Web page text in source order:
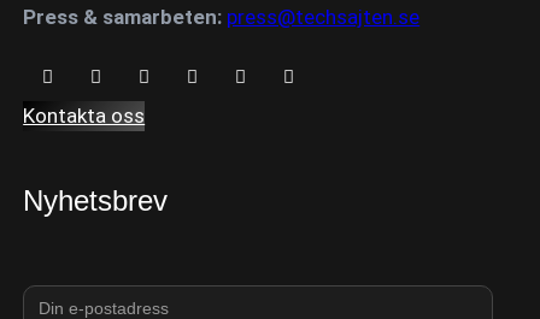
Press & samarbeten: press@techsajten.se
Kontakta oss
Nyhetsbrev